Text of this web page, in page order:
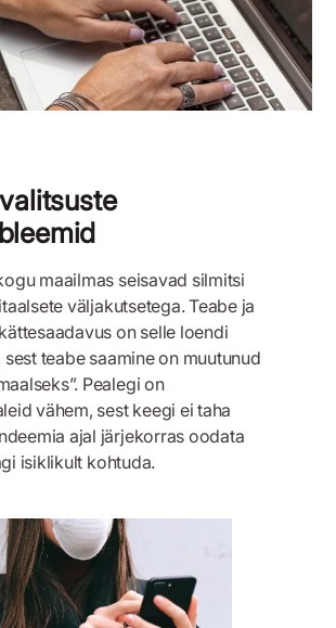
maailmas seisavad silmitsi
väljakutsetega. Teabe ja
on selle loendi
teabe saamine on muutunud
Pealegi on
vähem, sest keegi ei taha
ajal järjekorras oodata
isiklikult kohtuda.